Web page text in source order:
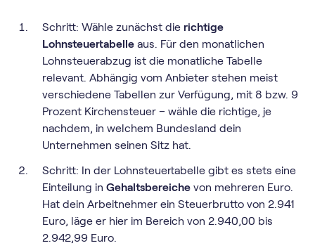
Schritt: Wähle zunächst die richtige
Lohnsteuertabelle aus. Für den monatlichen
Lohnsteuerabzug ist die monatliche Tabelle
relevant. Abhängig vom Anbieter stehen meist
verschiedene Tabellen zur Verfügung, mit 8 bzw. 9
Prozent Kirchensteuer – wähle die richtige, je
nachdem, in welchem Bundesland dein
Unternehmen seinen Sitz hat.
Schritt: In der Lohnsteuertabelle gibt es stets eine
Einteilung in Gehaltsbereiche von mehreren Euro.
Hat dein Arbeitnehmer ein Steuerbrutto von 2.941
Euro, läge er hier im Bereich von 2.940,00 bis
2.942,99 Euro.